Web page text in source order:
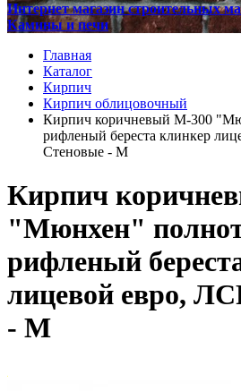
Интернет магазин строительных
Камины и печи
Главная
Каталог
Кирпич
Кирпич облицовочный
Кирпич коричневый М-300
рифленый береста клинкер
Стеновые - М
Кирпич
"Мюнхен"
рифленый
лицевой евро,
- М